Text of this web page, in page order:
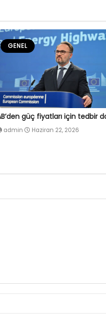
GENEL
güç fiyatları için tedbir
admin Haziran 22, 2026